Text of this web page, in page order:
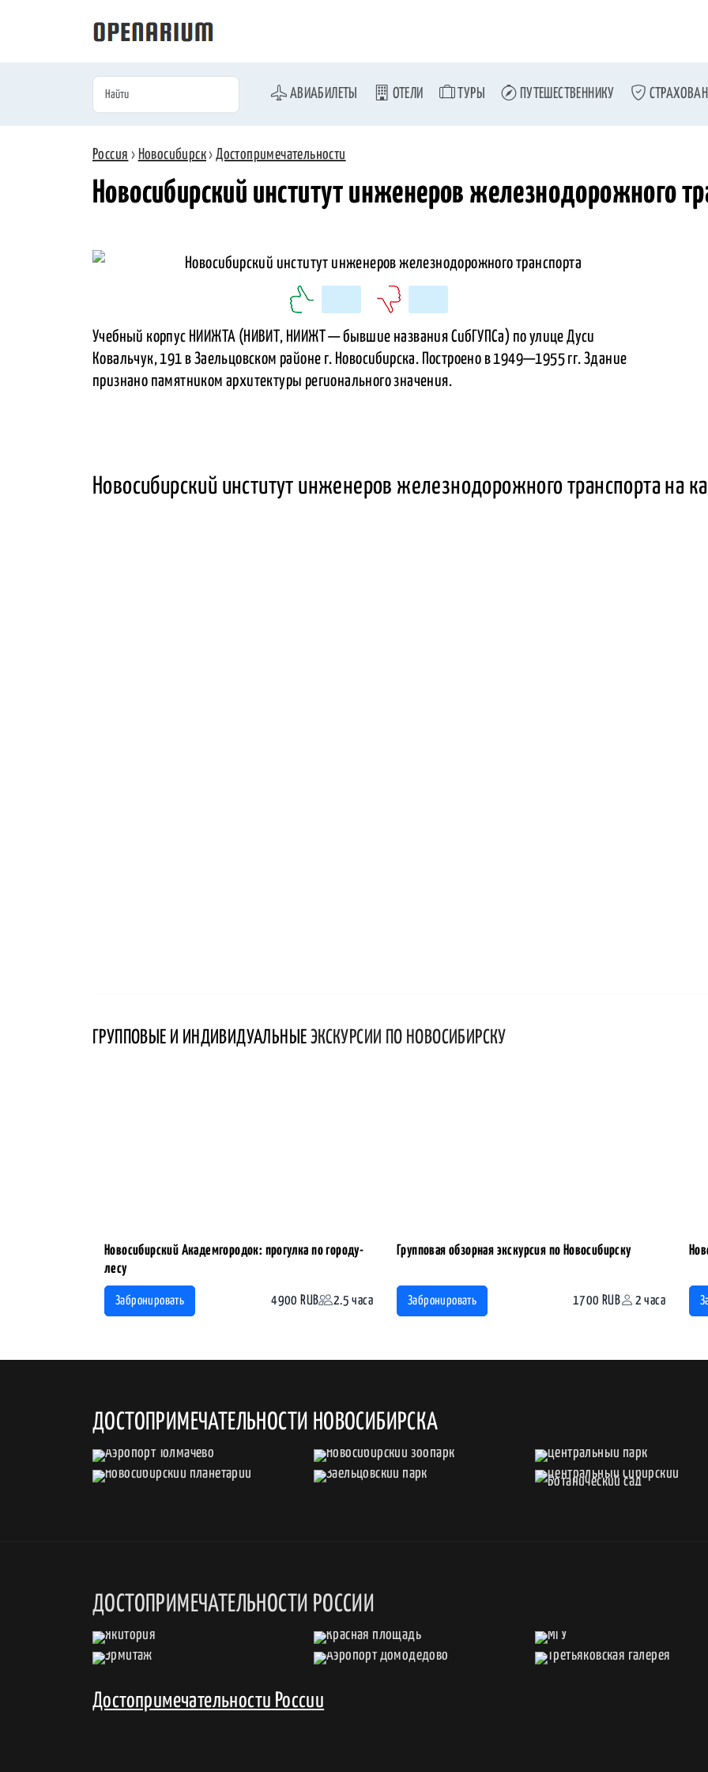
АВИАБИЛЕТЫ ОТЕЛИ ТУРЫ ПУТЕШЕСТВЕННИКУ
Россия › Новосибирск›Достопримечательности
Новосибирский институт инженеров железнодорожного
Учебный корпус НИИЖТА (НИВИТ, НИИЖТ — бывшие названия СибГУПСа) по улице Дуси
Ковальчук, 191 в Заельцовском районе г. Новосибирска. Построено в 1949—1955 гг. Здание
признано памятником архитектуры регионального значения.
Новосибирский институт инженеров железнодорожного транспорта на
ГРУППОВЫЕ И ИНДИВИДУАЛЬНЫЕ ЭКСКУРСИИ ПО НОВОСИБИРСКУ
Новосибирский Академгородок: прогулка по городу-
лесу
Забронировать 4900 RUB 2.5 часа
Групповая обзорная экскурсия по Новосибирску
Забронировать 1700 RUB 2 часа
ДОСТОПРИМЕЧАТЕЛЬНОСТИ НОВОСИБИРСКА
ДОСТОПРИМЕЧАТЕЛЬНОСТИ РОССИИ
Достопримечательности России